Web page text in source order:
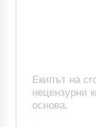
Екипът на
нецензурни
основа.